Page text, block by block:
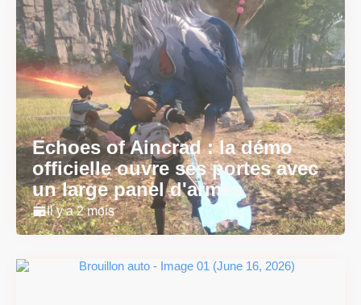
Echoes of Aincrad : la démo
officielle ouvre ses portes avec
un large panel d'armes
Il y a 2 mois